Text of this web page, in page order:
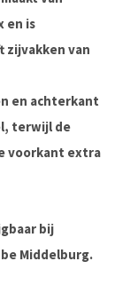
en is
van
en achterkant
terwijl de
voorkant extra
bij
Middelburg.